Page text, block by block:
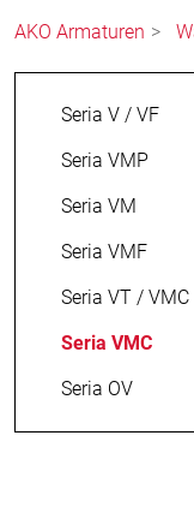
AKO Armaturen
Seria V / VF
Seria VMP
Seria VM
Seria VMF
Seria VT / VMC
Seria VMC
Seria OV